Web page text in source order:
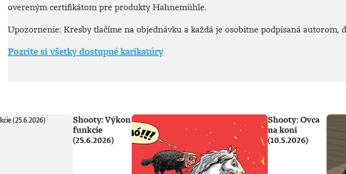
overeným certifikátom pre produkty Hahnemühle.
Upozornenie: Kresby tlačíme na objednávku a každá je osobitne podpísaná autorom,
Pozrite si všetky dostupné karikatúry
Shooty: Výkon
funkcie
(25.6.2026)
Shooty: Ovca
na koni
(10.5.2026)